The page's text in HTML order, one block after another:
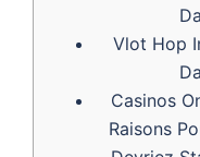
Vlot Hop
Casinos
Raisons